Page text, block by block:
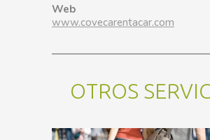
Web
www.covecarentacar.com
OTROS